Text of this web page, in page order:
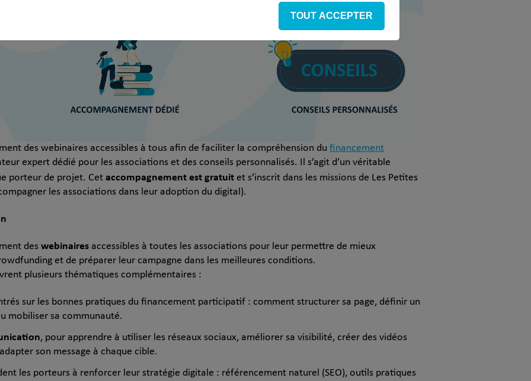
des webinaires accessibles à tous afin de faciliter la compréhension du financement
expert dédié pour les associations et des conseils personnalisés. Il s’agit d’un véritable
porteur de projet. Cet accompagnement est gratuit et s’inscrit dans les missions de Les Petites
les associations dans leur adoption du digital).
des webinaires accessibles à toutes les associations pour leur permettre de mieux
et de préparer leur campagne dans les meilleures conditions.
plusieurs thématiques complémentaires :
sur les bonnes pratiques du financement participatif : comment structurer sa page, définir un
mobiliser sa communauté.
, pour apprendre à utiliser les réseaux sociaux, améliorer sa visibilité, créer des vidéos
son message à chaque cible.
les porteurs à renforcer leur stratégie digitale : référencement naturel (SEO), outils pratiques
TOUT ACCEPTER